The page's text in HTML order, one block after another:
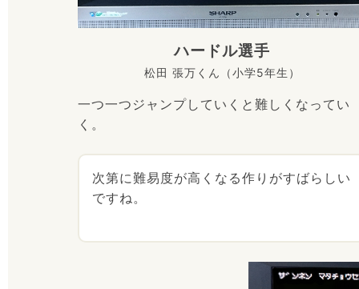
ハードル選手
松田 張万くん（小学5年生）
一つ一つジャンプしていくと難しくなってい
く。
次第に難易度が高くなる作りがすばらしい
ですね。